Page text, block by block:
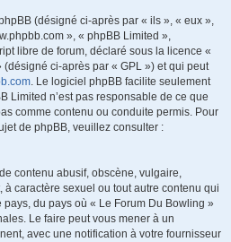
(désigné ci-après par « ils », « eux »,
», « phpBB Limited »,
libre de forum, déclaré sous la licence «
(désigné ci-après par « GPL ») et qui peut
. Le logiciel phpBB facilite seulement
Limited n’est pas responsable de ce que
comme contenu ou conduite permis. Pour
de phpBB, veuillez consulter :
contenu abusif, obscène, vulgaire,
caractère sexuel ou tout autre contenu qui
du pays où « Le Forum Du Bowling »
Le faire peut vous mener à un
avec une notification à votre fournisseur